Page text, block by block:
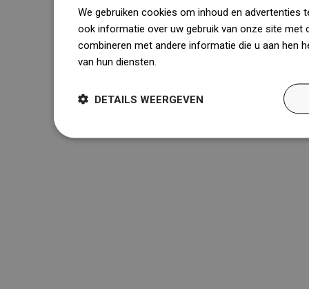
We gebruiken cookies om inhoud en advertenties
ook informatie over uw gebruik van onze site met
combineren met andere informatie die u aan hen
van hun diensten.
DETAILS WEERGEVEN